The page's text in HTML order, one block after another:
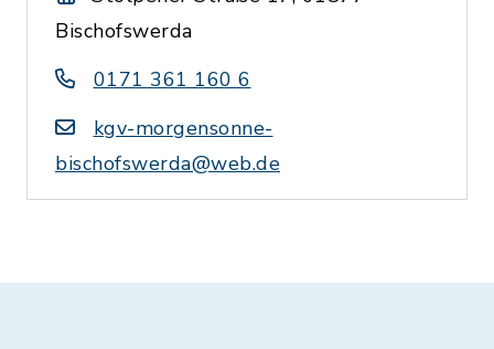
Bischofswerda
0171 361 160 6
kgv-morgensonne-
bischofswerda@web.de